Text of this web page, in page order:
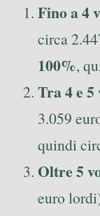
Fino a 4
circa
100%,
Tra 4 e
3.059
quindi
Oltre 5
euro